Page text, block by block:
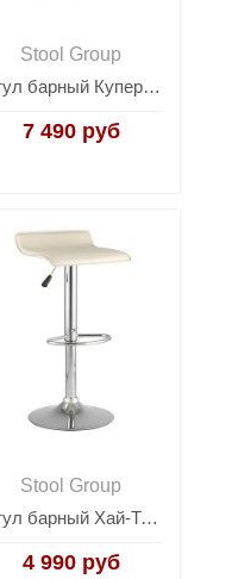
Stool Group
Стул барный Купер белый
7 490 руб
Stool Group
Стул барный Хай-Тек бежевый
4 990 руб